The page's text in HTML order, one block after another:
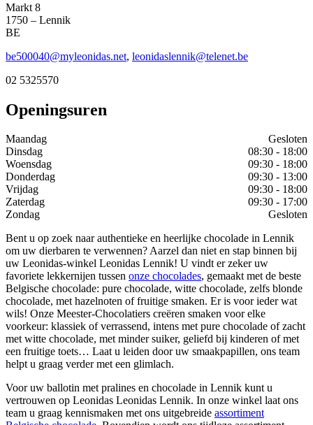
Markt 8
1750 – Lennik
BE
be500040@myleonidas.net, leonidaslennik@telenet.be
02 5325570
Openingsuren
Maandag
Gesloten
Dinsdag
08:30 - 18:00
Woensdag
09:30 - 18:00
Donderdag
09:30 - 13:00
Vrijdag
09:30 - 18:00
Zaterdag
09:30 - 17:00
Zondag
Gesloten
Bent u op zoek naar authentieke en heerlijke chocolade in Lennik
om uw dierbaren te verwennen? Aarzel dan niet en stap binnen bij
uw Leonidas-winkel Leonidas Lennik! U vindt er zeker uw
favoriete lekkernijen tussen onze chocolades, gemaakt met de beste
Belgische chocolade: pure chocolade, witte chocolade, zelfs blonde
chocolade, met hazelnoten of fruitige smaken. Er is voor ieder wat
wils! Onze Meester-Chocolatiers creëren smaken voor elke
voorkeur: klassiek of verrassend, intens met pure chocolade of zacht
met witte chocolade, met minder suiker, geliefd bij kinderen of met
een fruitige toets… Laat u leiden door uw smaakpapillen, ons team
helpt u graag verder met een glimlach.
Voor uw ballotin met pralines en chocolade in Lennik kunt u
vertrouwen op Leonidas Leonidas Lennik. In onze winkel laat ons
team u graag kennismaken met ons uitgebreide assortiment